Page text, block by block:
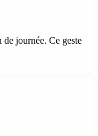
journée. Ce geste